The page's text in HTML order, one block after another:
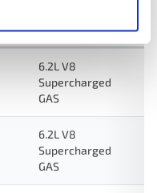
Motor
6.2L V8
Supercharged
GAS
6.2L V8
Supercharged
GAS